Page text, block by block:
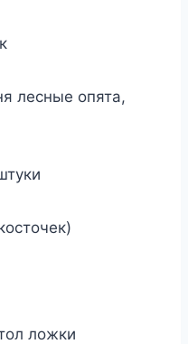
лесные опята,
ложки